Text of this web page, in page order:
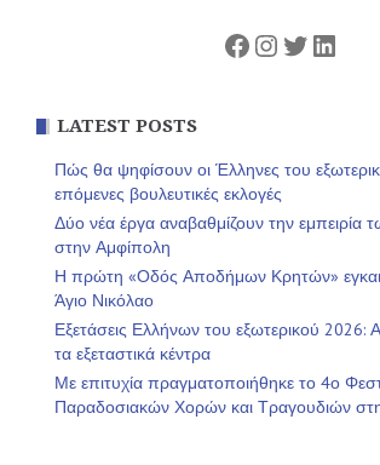
Facebook
Instagram
Twitter
LATEST POSTS
Πώς θα ψηφίσουν οι Έλληνες του
επόμενες βουλευτικές εκλογές
Δύο νέα έργα αναβαθμίζουν την εμπειρία
στην Αμφίπολη
Η πρώτη «Οδός Αποδήμων Κρητών»
Άγιο Νικόλαο
Εξετάσεις Ελλήνων του εξωτερικού 2026:
τα εξεταστικά κέντρα
Με επιτυχία πραγματοποιήθηκε το 4ο
Παραδοσιακών Χορών και Τραγουδιών